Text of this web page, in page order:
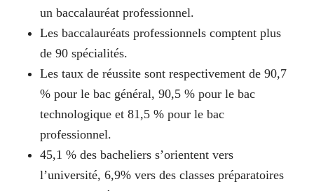
un baccalauréat professionnel.
Les baccalauréats professionnels comptent plus
de 90 spécialités.
Les taux de réussite sont respectivement de 90,7
% pour le bac général, 90,5 % pour le bac
technologique et 81,5 % pour le bac
professionnel.
45,1 % des bacheliers s’orientent vers
l’université, 6,9% vers des classes préparatoires